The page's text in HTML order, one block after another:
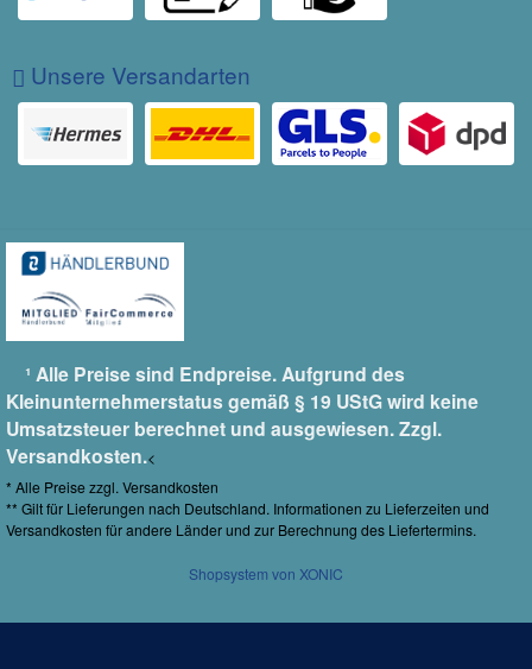
Unsere Versandarten
¹ Alle Preise sind Endpreise. Aufgrund des
Kleinunternehmerstatus gemäß § 19 UStG wird keine
Umsatzsteuer berechnet und ausgewiesen. Zzgl.
Versandkosten.<
* Alle Preise zzgl. Versandkosten
** Gilt für Lieferungen nach Deutschland. Informationen zu Lieferzeiten und
Versandkosten für andere Länder und zur Berechnung des Liefertermins.
Shopsystem von XONIC